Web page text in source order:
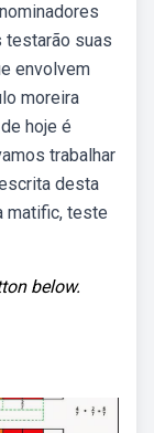
suas
envolvem
moreira
hoje é
trabalhar
desta
matific, teste
below.